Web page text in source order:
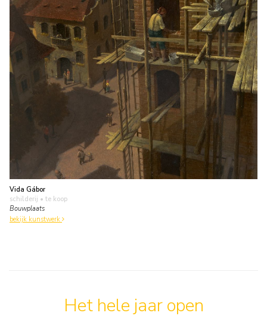
Vida Gábor
schilderij • te koop
Bouwplaats
bekijk kunstwerk
Het hele jaar open